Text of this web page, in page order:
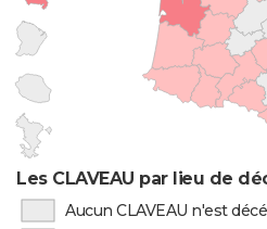
Les CLAVEAU par lieu de
Aucun CLAVEAU n'est